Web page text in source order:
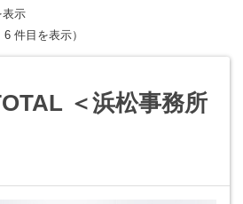
表示
件目を表示）
＜浜松事務所